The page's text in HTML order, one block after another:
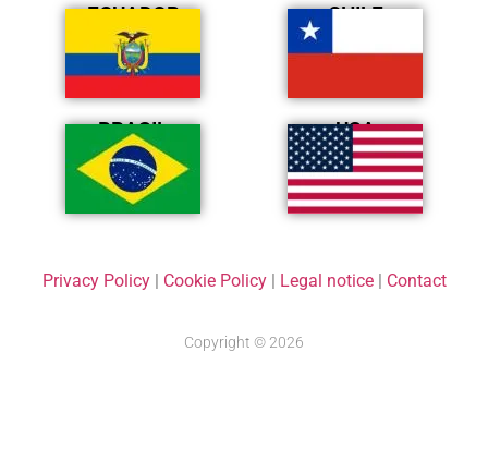
ECUADOR CHILE
BRASIL USA
Privacy Policy| Cookie Policy| Legal notice| Contact
Copyright © 2026